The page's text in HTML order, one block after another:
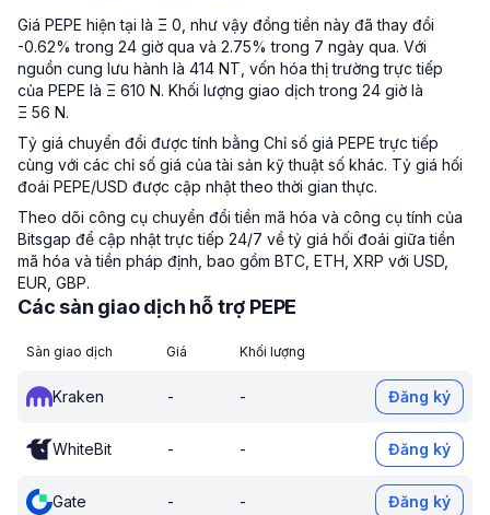
Giá PEPE hiện tại là Ξ 0, như vậy đồng tiền này đã thay đổi
-0.62% trong 24 giờ qua và 2.75% trong 7 ngày qua. Với
nguồn cung lưu hành là 414 NT, vốn hóa thị trường trực tiếp
của PEPE là Ξ 610 N. Khối lượng giao dịch trong 24 giờ là
Ξ 56 N.
Tỷ giá chuyển đổi được tính bằng Chỉ số giá PEPE trực tiếp
cùng với các chỉ số giá của tài sản kỹ thuật số khác. Tỷ giá hối
đoái PEPE/USD được cập nhật theo thời gian thực.
Theo dõi công cụ chuyển đổi tiền mã hóa và công cụ tính của
Bitsgap để cập nhật trực tiếp 24/7 về tỷ giá hối đoái giữa tiền
mã hóa và tiền pháp định, bao gồm BTC, ETH, XRP với USD,
EUR, GBP.
Các sàn giao dịch hỗ trợ PEPE
Sàn giao dịch Giá Khối lượng
Kraken - - Đăng ký
WhiteBit - - Đăng ký
Gate - - Đăng ký